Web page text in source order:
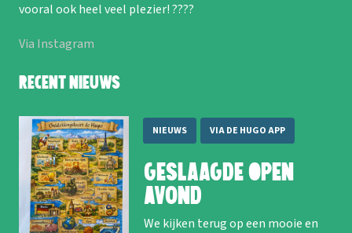
vooral ook heel veel plezier! ????
Via Instagram
Recent nieuws
NIEUWS VIA DE HUGO APP
Geslaagde Open
Avond
We kijken terug op een mooie en